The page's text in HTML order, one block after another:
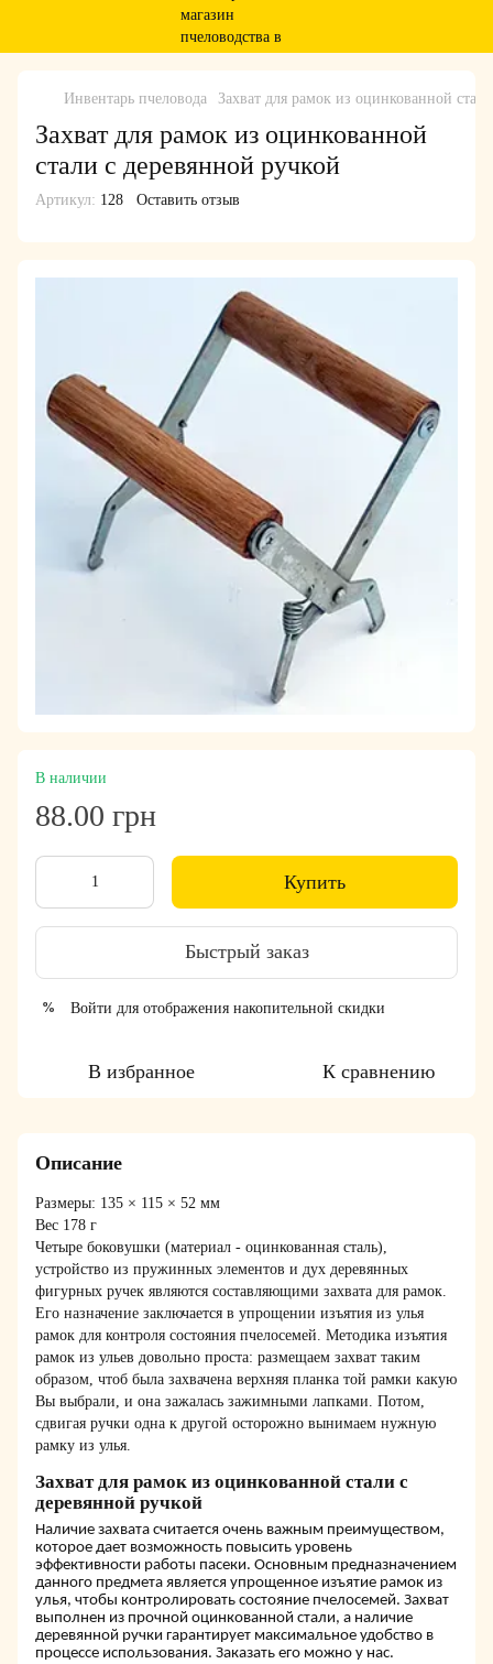
Инвентарь пчеловода Захват для рамок из оцинкованной
Захват для рамок из оцинкованной
стали с деревянной ручкой
Артикул: 128 Оставить отзыв
В наличии
88.00 грн
Купить
Быстрый заказ
% Войти для отображения накопительной скидки
В избранное К сравнению
Описание
Размеры: 135 × 115 × 52 мм
Вес 178 г
Четыре боковушки (материал - оцинкованная сталь),
устройство из пружинных элементов и дух деревянных
фигурных ручек являются составляющими захвата для рамок.
Его назначение заключается в упрощении изъятия из улья
рамок для контроля состояния пчелосемей. Методика изъятия
рамок из ульев довольно проста: размещаем захват таким
образом, чтоб была захвачена верхняя планка той рамки какую
Вы выбрали, и она зажалась зажимными лапками. Потом,
сдвигая ручки одна к другой осторожно вынимаем нужную
рамку из улья.
Захват для рамок из оцинкованной стали с
деревянной ручкой
Наличие захвата считается очень важным преимуществом,
которое дает возможность повысить уровень
эффективности работы пасеки. Основным предназначением
данного предмета является упрощенное изъятие рамок из
улья, чтобы контролировать состояние пчелосемей. Захват
выполнен из прочной оцинкованной стали, а наличие
деревянной ручки гарантирует максимальное удобство в
процессе использования. Заказать его можно у нас.